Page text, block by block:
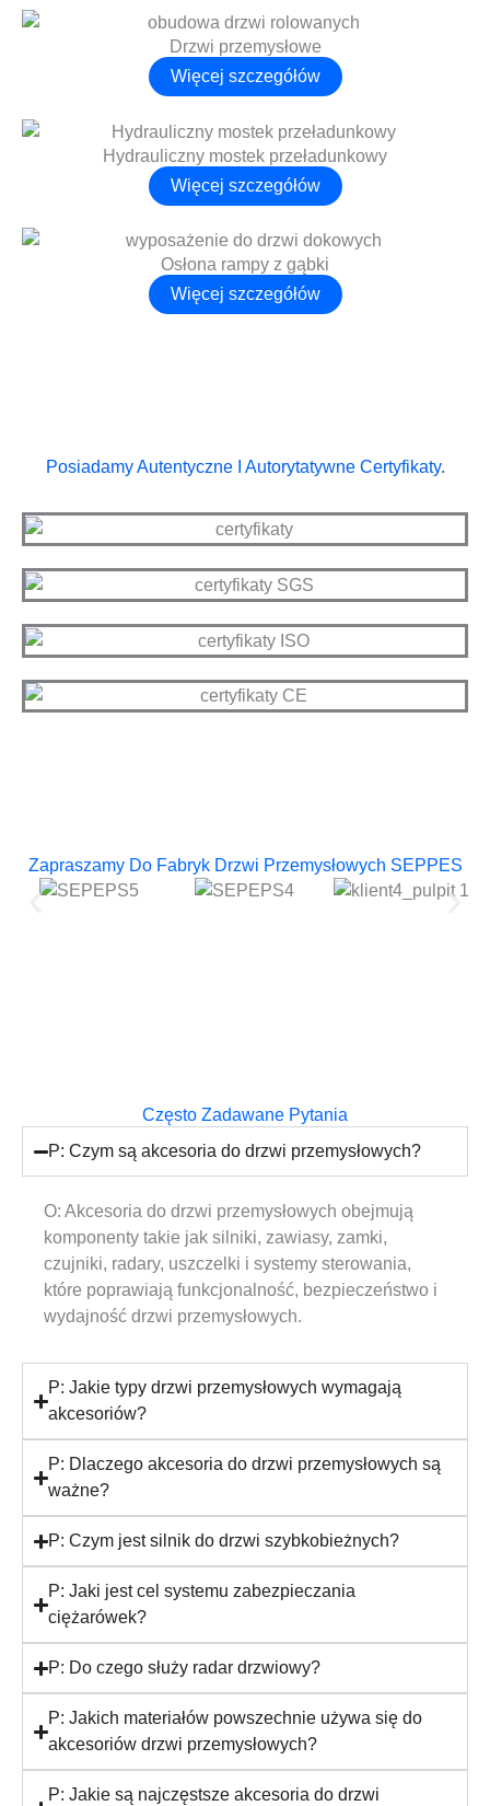
Drzwi przemysłowe
Więcej szczegółów
Hydrauliczny mostek przeładunkowy
Więcej szczegółów
Osłona rampy z gąbki
Więcej szczegółów
Posiadamy Autentyczne I Autorytatywne Certyfikaty.
Zapraszamy Do Fabryk Drzwi Przemysłowych SEPPES
Często Zadawane Pytania
P: Czym są akcesoria do drzwi przemysłowych?
O: Akcesoria do drzwi przemysłowych obejmują
komponenty takie jak silniki, zawiasy, zamki,
czujniki, radary, uszczelki i systemy sterowania,
które poprawiają funkcjonalność, bezpieczeństwo i
wydajność drzwi przemysłowych.
P: Jakie typy drzwi przemysłowych wymagają
akcesoriów?
P: Dlaczego akcesoria do drzwi przemysłowych są
ważne?
P: Czym jest silnik do drzwi szybkobieżnych?
P: Jaki jest cel systemu zabezpieczania
ciężarówek?
P: Do czego służy radar drzwiowy?
P: Jakich materiałów powszechnie używa się do
akcesoriów drzwi przemysłowych?
P: Jakie są najczęstsze akcesoria do drzwi